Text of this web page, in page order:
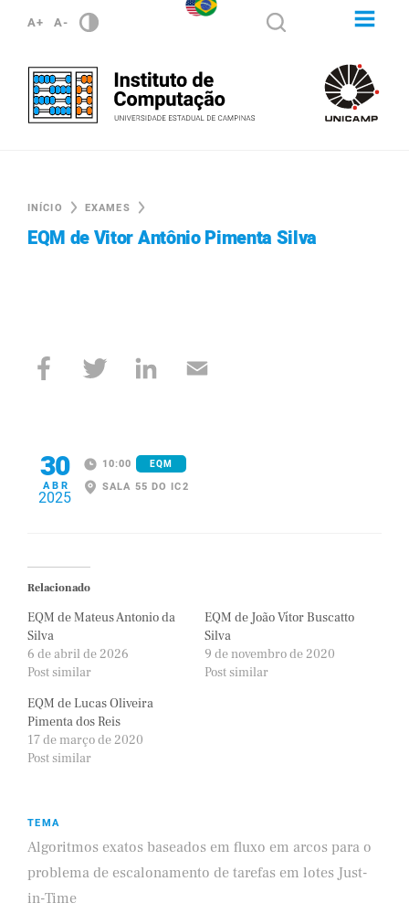
A+ A-
INÍCIO EXAMES
EQM de Vitor Antônio Pimenta Silva
30
ABR
2025
10:00 EQM
SALA 55 DO IC2
Relacionado
EQM de Mateus Antonio da
Silva
6 de abril de 2026
Post similar
EQM de João Vítor Buscatto
Silva
9 de novembro de 2020
Post similar
EQM de Lucas Oliveira
Pimenta dos Reis
17 de março de 2020
Post similar
TEMA
Algoritmos exatos baseados em fluxo em arcos para o
problema de escalonamento de tarefas em lotes Just-
in-Time